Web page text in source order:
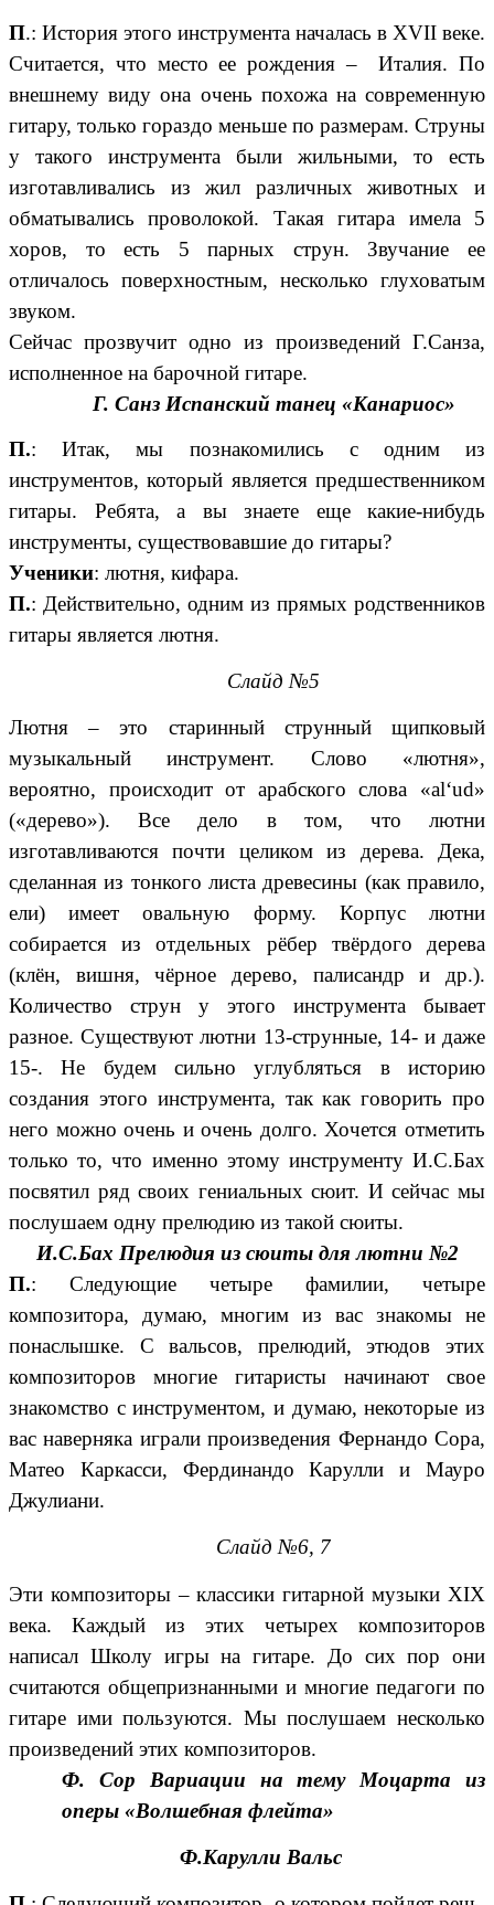
П.: История этого инструмента началась в XVII веке.
Считается, что место ее рождения – Италия. По
внешнему виду она очень похожа на современную
гитару, только гораздо меньше по размерам. Струны
у такого инструмента были жильными, то есть
изготавливались из жил различных животных и
обматывались проволокой. Такая гитара имела 5
хоров, то есть 5 парных струн. Звучание ее
отличалось поверхностным, несколько глуховатым
звуком.
Сейчас прозвучит одно из произведений Г.Санза,
исполненное на барочной гитаре.
Г. Санз Испанский танец «Канариос»
П.: Итак, мы познакомились с одним из
инструментов, который является предшественником
гитары. Ребята, а вы знаете еще какие-нибудь
инструменты, существовавшие до гитары?
Ученики: лютня, кифара.
П.: Действительно, одним из прямых родственников
гитары является лютня.
Слайд №5
Лютня – это старинный струнный щипковый
музыкальный инструмент. Слово «лютня»,
вероятно, происходит от арабского слова «al‘ud»
(«дерево»). Все дело в том, что лютни
изготавливаются почти целиком из дерева. Дека,
сделанная из тонкого листа древесины (как правило,
ели) имеет овальную форму. Корпус лютни
собирается из отдельных рёбер твёрдого дерева
(клён, вишня, чёрное дерево, палисандр и др.).
Количество струн у этого инструмента бывает
разное. Существуют лютни 13-струнные, 14- и даже
15-. Не будем сильно углубляться в историю
создания этого инструмента, так как говорить про
него можно очень и очень долго. Хочется отметить
только то, что именно этому инструменту И.С.Бах
посвятил ряд своих гениальных сюит. И сейчас мы
послушаем одну прелюдию из такой сюиты.
И.С.Бах Прелюдия из сюиты для лютни №2
П.: Следующие четыре фамилии, четыре
композитора, думаю, многим из вас знакомы не
понаслышке. С вальсов, прелюдий, этюдов этих
композиторов многие гитаристы начинают свое
знакомство с инструментом, и думаю, некоторые из
вас наверняка играли произведения Фернандо Сора,
Матео Каркасси, Фердинандо Карулли и Мауро
Джулиани.
Слайд №6, 7
Эти композиторы – классики гитарной музыки XIX
века. Каждый из этих четырех композиторов
написал Школу игры на гитаре. До сих пор они
считаются общепризнанными и многие педагоги по
гитаре ими пользуются. Мы послушаем несколько
произведений этих композиторов.
Ф. Сор Вариации на тему Моцарта из
оперы «Волшебная флейта»
Ф.Карулли Вальс